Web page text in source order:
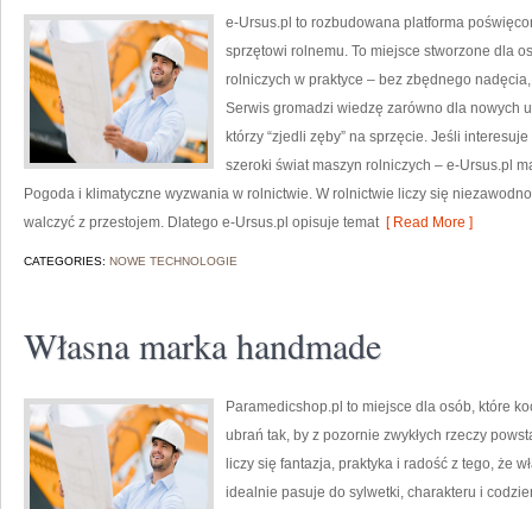
e-Ursus.pl to rozbudowana platforma
sprzętowi rolnemu. To miejsce stworzone dla
rolniczych w praktyce – bez zbędnego
Serwis gromadzi wiedzę zarówno dla nowych
którzy “zjedli zęby” na sprzęcie. Jeśli
szeroki świat maszyn rolniczych – e-Ursus.pl
Pogoda i klimatyczne wyzwania w rolnictwie. W rolnictwie liczy się
walczyć z przestojem. Dlatego e-Ursus.pl opisuje temat[ Read More ]
CATEGORIES: NOWE TECHNOLOGIE
Własna marka handmade
Paramedicshop.pl to miejsce dla osób, które
ubrań tak, by z pozornie zwykłych rzeczy
liczy się fantazja, praktyka i radość z tego, że
idealnie pasuje do sylwetki, charakteru i